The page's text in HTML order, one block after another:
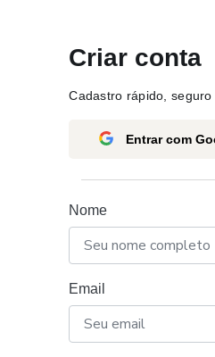
Criar conta
Cadastro rápido, seguro
Entrar com
Nome
Email